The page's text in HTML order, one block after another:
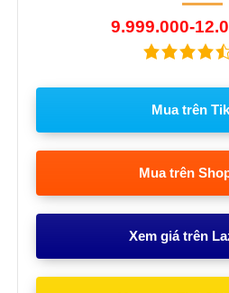
9.999.000-
Mua trên
Mua trên
Xem giá trên